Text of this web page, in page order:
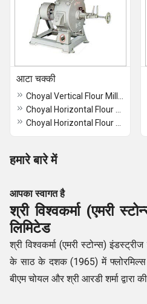
आटा चक्की
हमारे बारे में
आपका स्वागत है
श्री विश्वकर्मा (एमरी
लिमिटेड
श्री विश्वकर्मा (एमरी स्टोन्स)
के साठ के दशक (1965) में फ्लोरमिल्स
बीएम चोयल और श्री आरडी शर्मा द्वारा